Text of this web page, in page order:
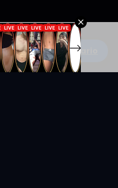
Escribe un comentario